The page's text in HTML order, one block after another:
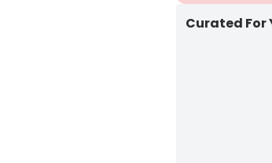
Curated For